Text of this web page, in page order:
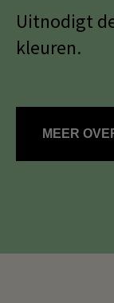
Uitnodigt
kleuren.
MEER